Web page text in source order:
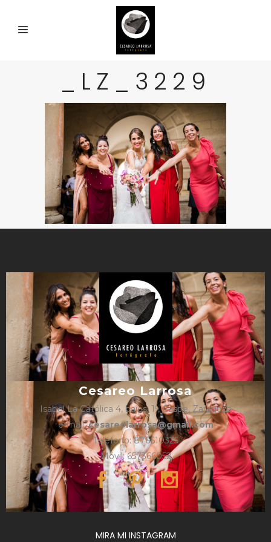
_LZ_3229
Cesareo Larrosa
Isabel La Católica 4, bajos, 1º, Caspe, Zaragoza
e-mail:cesareolarrosa@gmail.com
Teléfono: 876610325
Móvil: 657366052
MIRA MI INSTAGRAM